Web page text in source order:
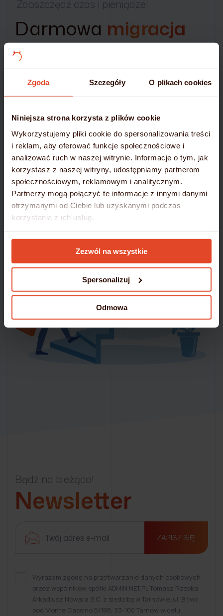
Zgoda Szczegóły O plikach cookies
Niniejsza strona korzysta z plików cookie
Wykorzystujemy pliki cookie do spersonalizowania treści
i reklam, aby oferować funkcje społecznościowe i
analizować ruch w naszej witrynie. Informacje o tym, jak
korzystasz z naszej witryny, udostępniamy partnerom
społecznościowym, reklamowym i analitycznym.
Partnerzy mogą połączyć te informacje z innymi danymi
otrzymanymi od Ciebie lub uzyskanymi podczas
korzystania z ich usług.
Szczegółowe informacje umieściliśmy wPolityce
Zezwól na wszystkie
Spersonalizuj
Odmowa
Zaoszczędź czas i pieniądze!
Darmowa migracja
Przy zakupie rocznego planu hostingowego na
mydevil.net oferujemy:
Migrację stron i poczty –całkowicie bezpłatnie
Przenieś się na nowoczesną i niezawodną platformę
–wybierz mydevil.net!
DOWIEDZ SIĘ WIĘCEJ
Bądź na bieżąco!
Newsletter
ZAPISZ SIĘ!
Wyrażam zgodę na przetwarzanie danych osobowych
przez wspólników spółki ADMIN.NET.PL Tomasz Rzepka
Arkadiusz Nowara S.C. z siedzibą w Tarnowie, ul. Bitwy
pod Monte Cassino 5/198, 33-100 Tarnów w celu